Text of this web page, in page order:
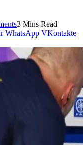
3 Mins Read
WhatsApp VKontakte